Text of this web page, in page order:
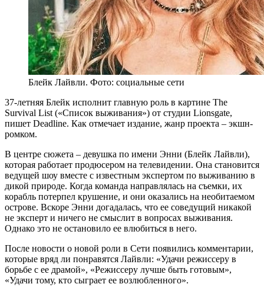
Блейк Лайвли. Фото: cоциальные сети
37-летняя Блейк исполнит главную роль в картине The
Survival List («Список выживания») от студии Lionsgate,
пишет Deadline. Как отмечает издание, жанр проекта – экшн-
ромком.
В центре сюжета – девушка по имени Энни (Блейк Лайвли),
которая работает продюсером на телевидении. Она становится
ведущей шоу вместе с известным экспертом по выживанию в
дикой природе. Когда команда направлялась на съемки, их
корабль потерпел крушение, и они оказались на необитаемом
острове. Вскоре Энни догадалась, что ее соведущий никакой
не эксперт и ничего не смыслит в вопросах выживания.
Однако это не остановило ее влюбиться в него.
После новости о новой роли в Сети появились комментарии,
которые вряд ли понравятся Лайвли: «Удачи режиссеру в
борьбе с ее драмой», «Режиссеру лучше быть готовым»,
«Удачи тому, кто сыграет ее возлюбленного».